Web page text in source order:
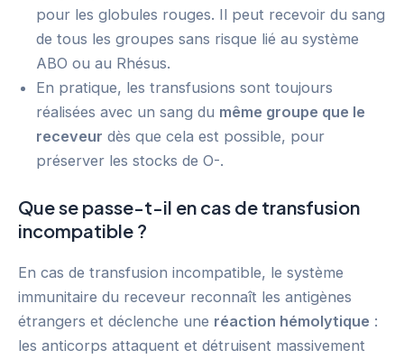
pour les globules rouges. Il peut recevoir du sang
de tous les groupes sans risque lié au système
ABO ou au Rhésus.
En pratique, les transfusions sont toujours
réalisées avec un sang du même groupe que le
receveur dès que cela est possible, pour
préserver les stocks de O-.
Que se passe-t-il en cas de transfusion
incompatible ?
En cas de transfusion incompatible, le système
immunitaire du receveur reconnaît les antigènes
étrangers et déclenche une réaction hémolytique :
les anticorps attaquent et détruisent massivement